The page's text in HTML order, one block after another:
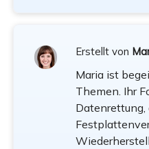
Erstellt von
Maria ist
Themen. Ihr
Datenrettung,